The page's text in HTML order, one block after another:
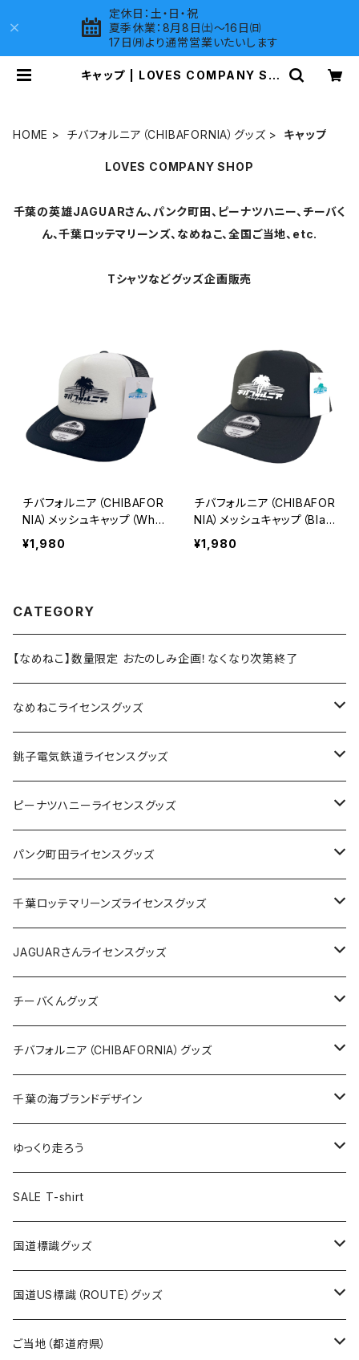
定休日：土・日・祝
夏季休業：8月8日㈯～16日㈰
17日㈪より通常営業いたいします
キャップ | LOVES COMPANY SH
HOME チバフォルニア（CHIBAFORNIA）グッズ キャップ
LOVES COMPANY SHOP
千葉の英雄JAGUARさん、パンク町田、ピーナツハニー、チーバく
ん、千葉ロッテマリーンズ、なめねこ、全国ご当地、etc.
Tシャツなどグッズ企画販売
チバフォルニア（CHIBAFOR
NIA）メッシュキャップ（Whit
e）
¥1,980
チバフォルニア（CHIBAFOR
NIA）メッシュキャップ（Blac
k）
¥1,980
CATEGORY
【なめねこ】数量限定 おたのしみ企画！なくなり次第終了
なめねこライセンスグッズ
Tシャツ
キャップ
ステッカー
缶バッジ
ホテルキーホルダー
銚子電気鉄道ライセンスグッズ
ステッカー
缶バッジ
アクリルキーホルダー
ホテルキーホルダー
クリアファイル
Tシャツ
キャップ
トートバッグ
ランチバッグ
エコバッグ
ピーナツハニーライセンスグッズ
Tシャツ
キャップ
バッグ
ステッカー
缶バッジ
キーホルダー
クリアファイル
パンク町田ライセンスグッズ
Tシャツ
キャップ
バッグ
ステッカー
缶バッジ
キーホルダー
クリアファイル
千葉ロッテマリーンズライセンスグッズ
ステッカー
ステッカー
ステッカー大
缶バッジ
缶バッジ32mm
缶バッジ54mm
エコバッグ
JAGUARさんコラボグッズ
Tシャツ
ステッカー
サコッシュ
ホテルキーホルダー
モーテルキーホルダー
トートバッグ
JAGUARさんライセンスグッズ
Tシャツ
ステッカー
缶バッジ
クリアファイル
マスク
エコバッグ
千葉ロッテマリーンズコラボ
チーバくんグッズ
Tシャツ
キャップ
エコバッグ
ステッカー
モーテルキーホルダー
ホテルキーホルダー
トートバッグ
チバフォルニア（CHIBAFORNIA）グッズ
Tシャツ
キャップ
ステッカー
ホテルキーホルダー
千葉の海ブランドデザイン
Tシャツ
キャップ
ステッカー
ゆっくり走ろう
Tシャツ
ステッカー
ホテルキーホルダー
SALE T-shirt
国道標識グッズ
ステッカー
国道0～99号線
Tシャツ
国道US標識（ROUTE）グッズ
ステッカー
ご当地（都道府県）